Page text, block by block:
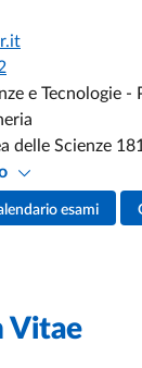
e Tecnologie -
delle Scienze
esami
Vitae